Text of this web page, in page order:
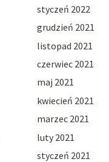
styczeń 2022
grudzień 2021
listopad 2021
czerwiec 2021
maj 2021
kwiecień 2021
marzec 2021
luty 2021
styczeń 2021